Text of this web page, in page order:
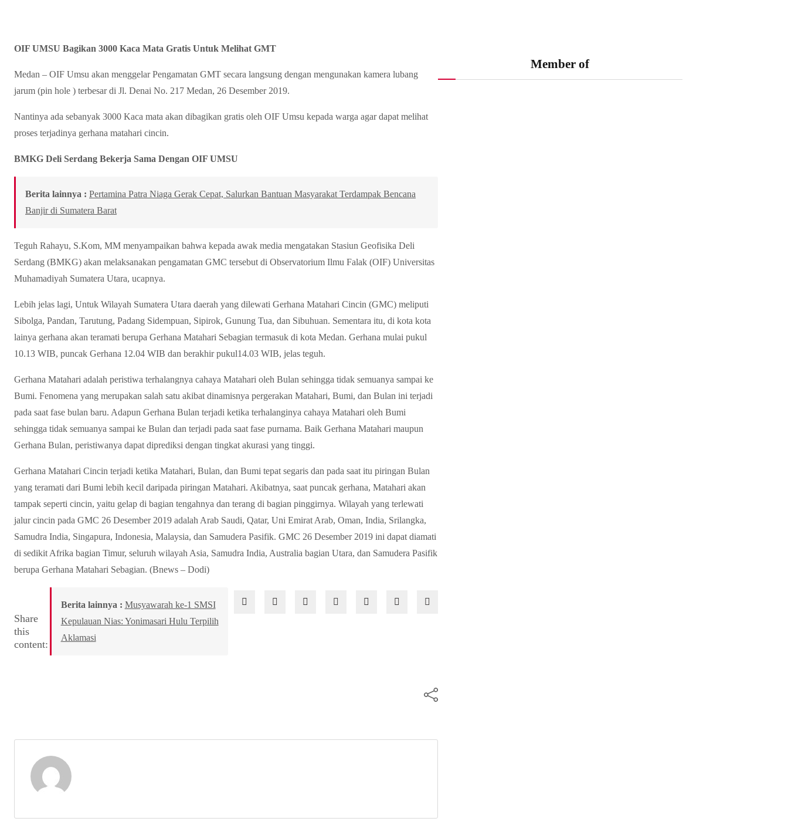
OIF UMSU Bagikan 3000 Kaca Mata Gratis Untuk Melihat GMT
Medan – OIF Umsu akan menggelar Pengamatan GMT secara langsung dengan mengunakan kamera lubang
jarum (pin hole ) terbesar di Jl. Denai No. 217 Medan, 26 Desember 2019.
Nantinya ada sebanyak 3000 Kaca mata akan dibagikan gratis oleh OIF Umsu kepada warga agar dapat melihat
proses terjadinya gerhana matahari cincin.
BMKG Deli Serdang Bekerja Sama Dengan OIF UMSU
Berita lainnya : Pertamina Patra Niaga Gerak Cepat, Salurkan Bantuan Masyarakat Terdampak Bencana
Banjir di Sumatera Barat
Teguh Rahayu, S.Kom, MM menyampaikan bahwa kepada awak media mengatakan Stasiun Geofisika Deli
Serdang (BMKG) akan melaksanakan pengamatan GMC tersebut di Observatorium Ilmu Falak (OIF) Universitas
Muhamadiyah Sumatera Utara, ucapnya.
Lebih jelas lagi, Untuk Wilayah Sumatera Utara daerah yang dilewati Gerhana Matahari Cincin (GMC) meliputi
Sibolga, Pandan, Tarutung, Padang Sidempuan, Sipirok, Gunung Tua, dan Sibuhuan. Sementara itu, di kota kota
lainya gerhana akan teramati berupa Gerhana Matahari Sebagian termasuk di kota Medan. Gerhana mulai pukul
10.13 WIB, puncak Gerhana 12.04 WIB dan berakhir pukul14.03 WIB, jelas teguh.
Gerhana Matahari adalah peristiwa terhalangnya cahaya Matahari oleh Bulan sehingga tidak semuanya sampai ke
Bumi. Fenomena yang merupakan salah satu akibat dinamisnya pergerakan Matahari, Bumi, dan Bulan ini terjadi
pada saat fase bulan baru. Adapun Gerhana Bulan terjadi ketika terhalanginya cahaya Matahari oleh Bumi
sehingga tidak semuanya sampai ke Bulan dan terjadi pada saat fase purnama. Baik Gerhana Matahari maupun
Gerhana Bulan, peristiwanya dapat diprediksi dengan tingkat akurasi yang tinggi.
Gerhana Matahari Cincin terjadi ketika Matahari, Bulan, dan Bumi tepat segaris dan pada saat itu piringan Bulan
yang teramati dari Bumi lebih kecil daripada piringan Matahari. Akibatnya, saat puncak gerhana, Matahari akan
tampak seperti cincin, yaitu gelap di bagian tengahnya dan terang di bagian pinggirnya. Wilayah yang terlewati
jalur cincin pada GMC 26 Desember 2019 adalah Arab Saudi, Qatar, Uni Emirat Arab, Oman, India, Srilangka,
Samudra India, Singapura, Indonesia, Malaysia, dan Samudera Pasifik. GMC 26 Desember 2019 ini dapat diamati
di sedikit Afrika bagian Timur, seluruh wilayah Asia, Samudra India, Australia bagian Utara, dan Samudera Pasifik
berupa Gerhana Matahari Sebagian. (Bnews – Dodi)
Share
this
content:
Berita lainnya : Musyawarah ke-1 SMSI
Kepulauan Nias: Yonimasari Hulu Terpilih
Aklamasi
Member of